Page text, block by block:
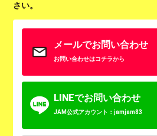
さい。
メールでお問い合わせ
お問い合わせはコチラから
LINEでお問い合わせ
JAM公式アカウント：jamjam83